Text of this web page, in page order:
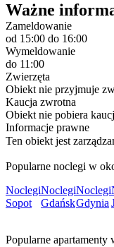
Ważne
Zameldowanie
od 15:00 do 16:00
Wymeldowanie
do 11:00
Zwierzęta
Obiekt nie przyjmuje
Kaucja zwrotna
Obiekt nie pobiera
Informacje prawne
Ten obiekt jest
Popularne noclegi w
Noclegi
Sopot
Noclegi
Gdańsk
Noclegi
Gdynia
Popularne apartamenty